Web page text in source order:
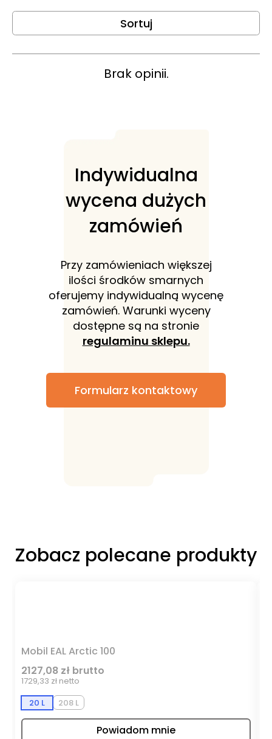
Sortuj
Brak opinii.
Indywidualna
wycena dużych
zamówień
Przy zamówieniach większej
ilości środków smarnych
oferujemy indywidualną wycenę
zamówień. Warunki wyceny
dostępne są na stronie
regulaminu sklepu.
Formularz kontaktowy
Zobacz polecane produkty
Mobil EAL Arctic 100
2127,08 zł brutto
1729,33 zł netto
20 L
208 L
Powiadom mnie